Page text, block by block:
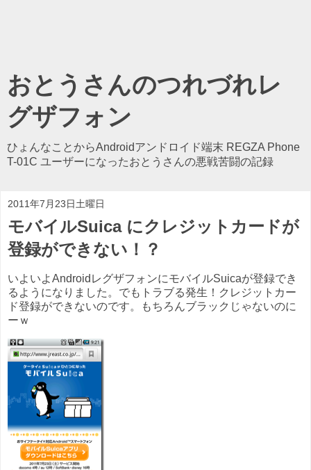
おとうさんのつれづれレ
グザフォン
ひょんなことからAndroidアンドロイド端末 REGZA Phone
T-01C ユーザーになったおとうさんの悪戦苦闘の記録
2011年7月23日土曜日
モバイルSuica にクレジットカードが
登録ができない！？
いよいよAndroidレグザフォンにモバイルSuicaが登録でき
るようになりました。でもトラブる発生！クレジットカー
ド登録ができないのです。もちろんブラックじゃないのに
ーｗ